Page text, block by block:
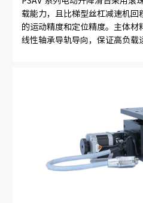
载能力，且比梯型丝杠减速机回
的运动精度和定位精度。主体材
线性轴承导轨导向，保证高负载